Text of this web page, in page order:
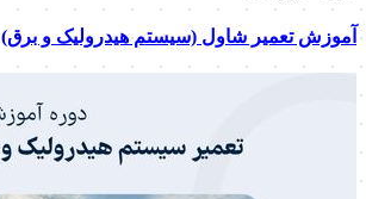
آموزش تعمیر شاول (سیستم هیدرولیک و برق)